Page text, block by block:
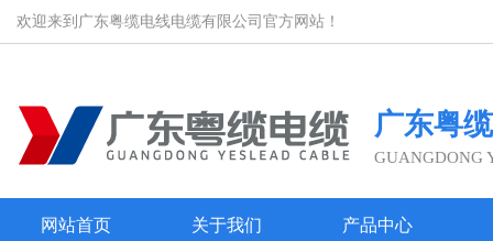
欢迎来到广东粤缆电线电缆有限公司官方网站！
广东粤
GUANGDONG
网站首页 关于我们 产品中心